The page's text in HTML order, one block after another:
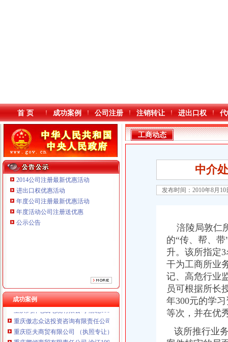
本站导航
首 页 成功案例 公司注册 注销转让 进出口权
2014公司注册最新优惠活动
进出口权优惠活动
年度公司注册最新优惠活动
年度活动公司注册送优惠
公示公告
成功案例
重庆鸽牌电线电缆有限公司 渝北10010万 (进出口权)
重庆傲志众达投资咨询有限责任公司 渝九1000万 （增资）
重庆臣夫商贸有限公司 （执照专让）
重庆卿倾商贸有限责任公司 渝江100万 （工商注册）
工商动态
中介
发布时间：2010年8月
涪陵局敦仁
的“传、帮、
升。该所指定
干为工商所业
记、高危行业
员可根据所长
年300元的学
等次，并在优
该所推行业